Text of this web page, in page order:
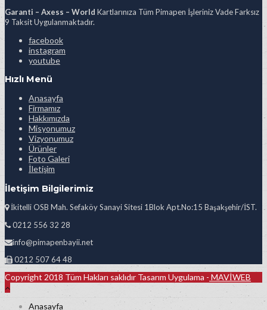
Garanti – Axess – World Kartlarınıza Tüm Pimapen İşleriniz Vade Farksız
9 Taksit Uygulanmaktadır.
facebook
instagram
youtube
Hızlı Menü
Anasayfa
Firmamız
Hakkımızda
Misyonumuz
Vizyonumuz
Ürünler
Foto Galeri
İletişim
İletişim Bilgilerimiz
İkitelli OSB Mah. Sefaköy Sanayi Sitesi 1Blok Apt.No:15 Başakşehir/İST.
0212 556 32 28
info@pimapenbayii.net
0212 507 64 48
Copyright 2018 Tüm Hakları saklıdır Tasarım Uygulama - MAVİWEB
Anasayfa